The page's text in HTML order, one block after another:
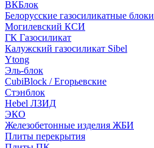
ВКБлок
Белорусские газосиликатные блоки
Могилевский КСИ
ГК Газосиликат
Калужский газосиликат Sibel
Ytong
Эль-блок
CubiBlock / Егорьевские
Стэнблок
Hebel ЛЗИД
ЭКО
Железобетонные изделия ЖБИ
Плиты перекрытия